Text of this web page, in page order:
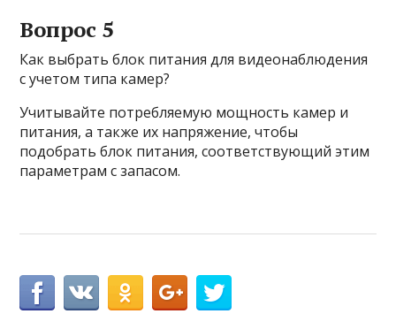
Вопрос 5
Как выбрать блок питания для видеонаблюдения
с учетом типа камер?
Учитывайте потребляемую мощность камер и
питания, а также их напряжение, чтобы
подобрать блок питания, соответствующий этим
параметрам с запасом.